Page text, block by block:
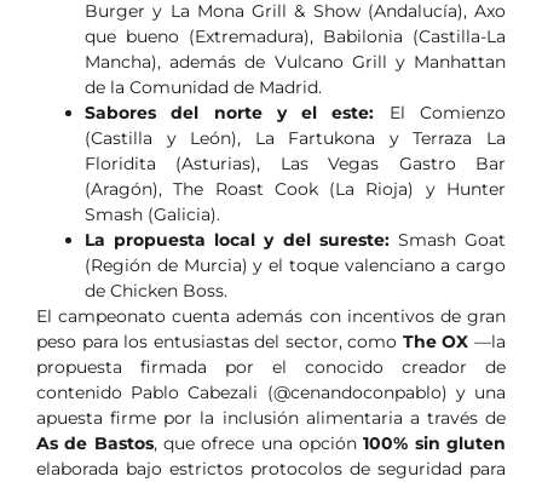
Burger y La Mona Grill & Show (Andalucía), Axo
que bueno (Extremadura), Babilonia (Castilla-La
Mancha), además de Vulcano Grill y Manhattan
de la Comunidad de Madrid.
Sabores del norte y el este: El Comienzo
(Castilla y León), La Fartukona y Terraza La
Floridita (Asturias), Las Vegas Gastro Bar
(Aragón), The Roast Cook (La Rioja) y Hunter
Smash (Galicia).
La propuesta local y del sureste:Smash Goat
(Región de Murcia) y el toque valenciano a cargo
de Chicken Boss.
El campeonato cuenta además con incentivos de gran
peso para los entusiastas del sector, como The OX —la
propuesta firmada por el conocido creador de
contenido Pablo Cabezali (@cenandoconpablo) y una
apuesta firme por la inclusión alimentaria a través de
As de Bastos, que ofrece una opción100% sin gluten
elaborada bajo estrictos protocolos de seguridad para